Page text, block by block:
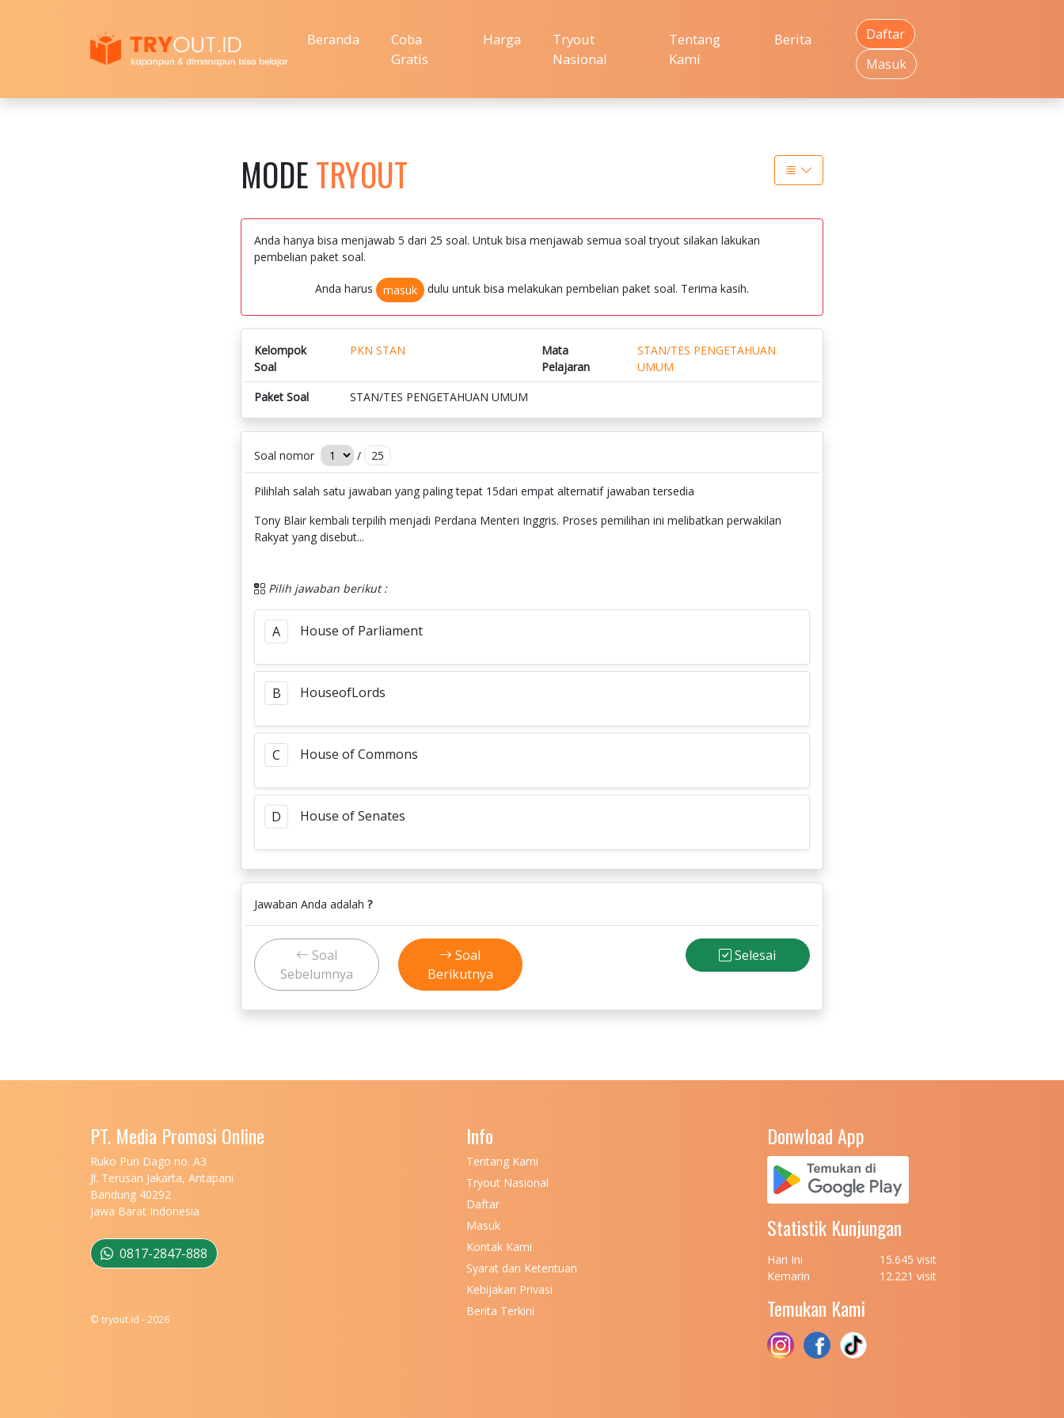
Beranda
Coba
Gratis
Harga
Tryout
Nasional
Tentang
Kami
Berita
Daftar
Masuk
MODETRYOUT
Anda hanya bisa menjawab 5 dari 25 soal. Untuk bisa menjawab semua soal tryout silakan lakukan
pembelian paket soal.
Anda harus masuk dulu untuk bisa melakukan pembelian paket soal. Terima kasih.
Kelompok
Soal
PKN STAN
Mata
Pelajaran
STAN/TES PENGETAHUAN
UMUM
Paket Soal
STAN/TES PENGETAHUAN UMUM
Soal nomor / 25
Pilihlah salah satu jawaban yang paling tepat 15dari empat alternatif jawaban tersedia
Tony Blair kembali terpilih menjadi Perdana Menteri Inggris. Proses pemilihan ini melibatkan perwakilan
Rakyat yang disebut...
Pilih jawaban berikut :
A House of Parliament
B HouseofLords
C House of Commons
D House of Senates
Jawaban Anda adalah ?
Soal
Sebelumnya
Soal
Berikutnya
Selesai
PT. Media Promosi Online
Ruko Puri Dago no. A3
Jl. Terusan Jakarta, Antapani
Bandung 40292
Jawa Barat Indonesia
0817-2847-888
© tryout.id - 2026
Info
Tentang Kami
Tryout Nasional
Daftar
Masuk
Kontak Kami
Syarat dan Ketentuan
Kebijakan Privasi
Berita Terkini
Donwload App
Statistik Kunjungan
Hari Ini
15.645 visit
Kemarin
12.221 visit
Temukan Kami